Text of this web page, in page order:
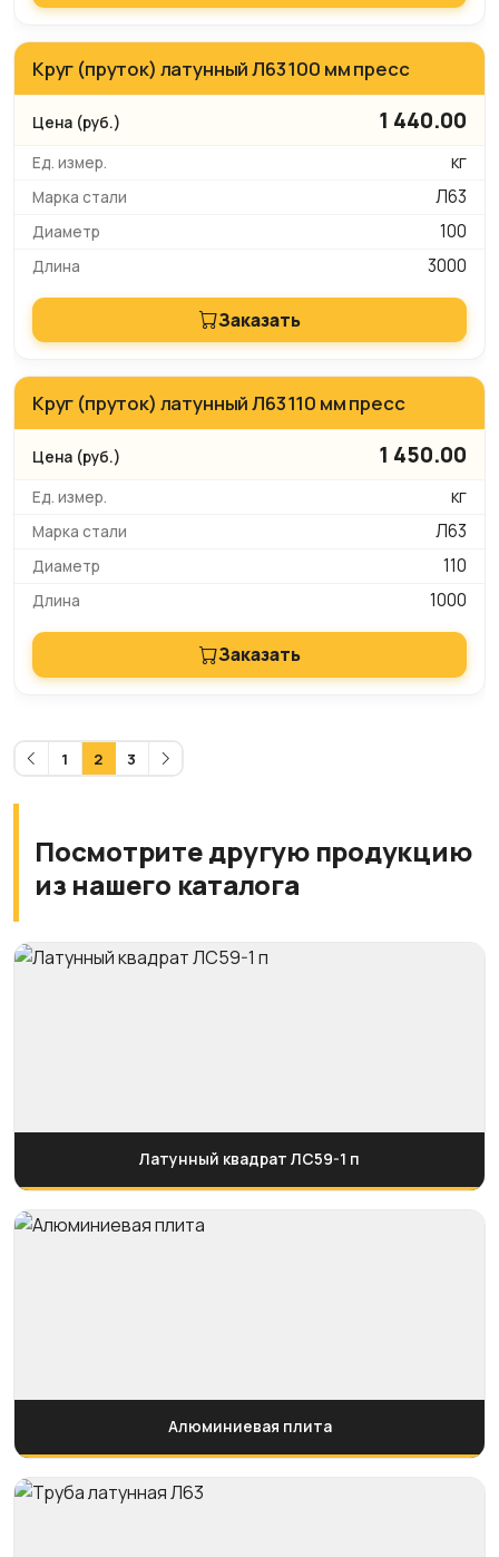
Круг (пруток) латунный Л63 100 мм пресс
1 440.00
кг
Л63
100
3000
Заказать
Круг (пруток) латунный Л63 110 мм пресс
1 450.00
кг
Л63
110
1000
Заказать
1 2 3
Посмотрите другую продукцию
из нашего каталога
Латунный квадрат ЛС59-1 п
Алюминиевая плита